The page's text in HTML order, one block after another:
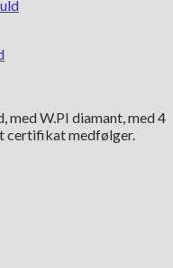
W.PI diamant, med 4
certifikat medfølger.